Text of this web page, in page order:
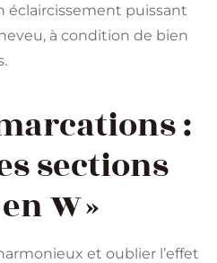
éclaircissement puissant
à condition de bien
:
sections
W »
et oublier l’effet